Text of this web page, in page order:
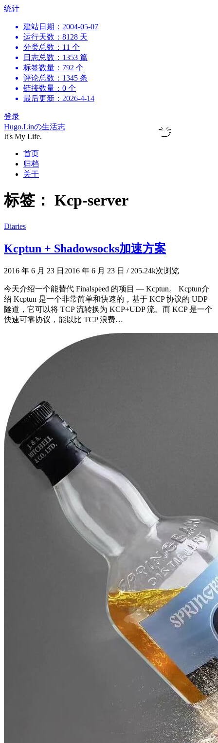
跳
统计
建站日期：2004-05-07
运行天数：8128 天
分类总数：11 个
日志总数：1353 篇
标签数量：792 个
评论总数：1345 条
链接数量：0 个
最后更新：2026-4-14
登录
Hugo.Linの生活志
It's My Life.
首页
归档
关于
标签： Kcp-server
Diaries
Kcptun + Shadowsocks加速方案
2016 年 6 月 23 日 2016 年 6 月 23 日 /205.24k次浏览
今天介绍一个能替代 Finalspeed 的项目 — Kcptun。 Kcptun介
绍 Kcptun 是一个非常简单和快速的，基于 KCP 协议的 UDP
隧道，它可以将 TCP 流转换为 KCP+UDP 流。而 KCP 是一个
快速可靠协议，能以比 TCP 浪费…